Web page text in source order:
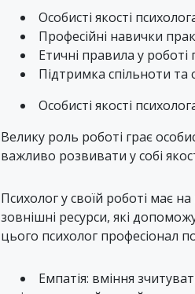
Особисті якості
Професійні навички
Етичні правила у роботі
Підтримка спільноти та
Особисті якості
Велику роль роботі грає
важливо розвивати у собі
Психолог у своїй роботі має
зовнішні ресурси, які
цього психолог професіонал
Емпатія: вміння